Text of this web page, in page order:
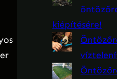
kiépítésére!